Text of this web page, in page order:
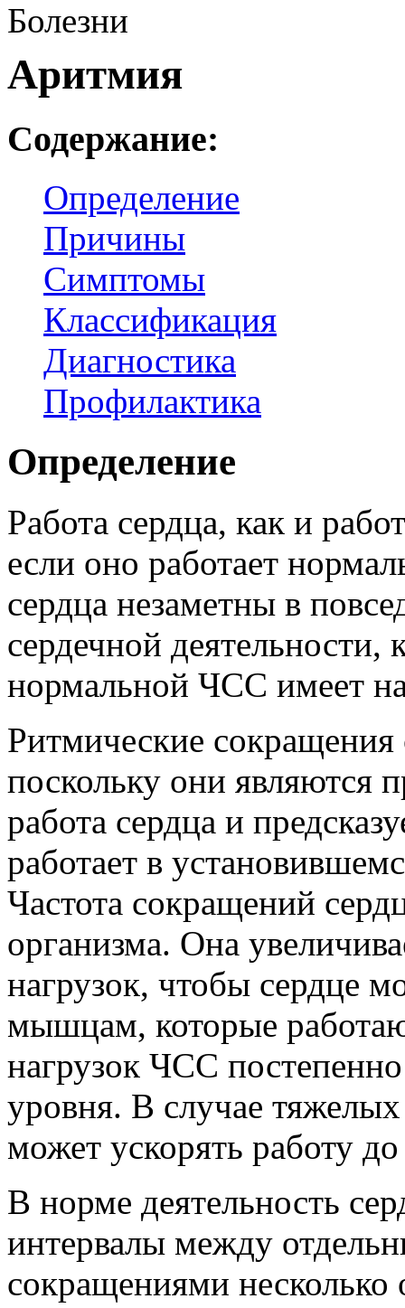
Болезни
Аритмия
Содержание:
Определение
Причины
Симптомы
Классификация
Диагностика
Профилактика
Определение
Работа сердца, как и
если оно работает
сердца незаметны в
сердечной деятельности,
нормальной ЧСС имеет
Ритмические
поскольку они являются
работа сердца и
работает в
Частота сокращений
организма. Она
нагрузок, чтобы сердце
мышцам, которые
нагрузок ЧСС
уровня. В случае
может ускорять работу
В норме деятельность
интервалы между
сокращениями несколько